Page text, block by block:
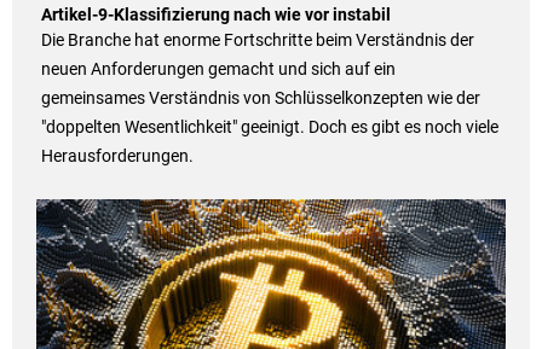
Artikel-9-Klassifizierung nach wie vor instabil
Die Branche hat enorme Fortschritte beim Verständnis der
neuen Anforderungen gemacht und sich auf ein
gemeinsames Verständnis von Schlüsselkonzepten wie der
"doppelten Wesentlichkeit" geeinigt. Doch es gibt es noch viele
Herausforderungen.